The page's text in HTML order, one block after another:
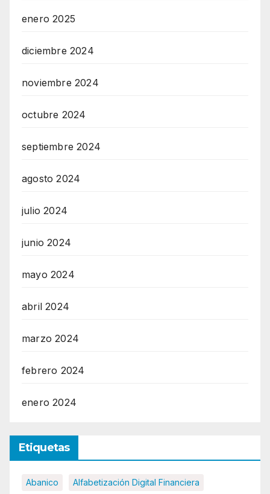
enero 2025
diciembre 2024
noviembre 2024
octubre 2024
septiembre 2024
agosto 2024
julio 2024
junio 2024
mayo 2024
abril 2024
marzo 2024
febrero 2024
enero 2024
Etiquetas
Abanico Alfabetización Digital Financiera